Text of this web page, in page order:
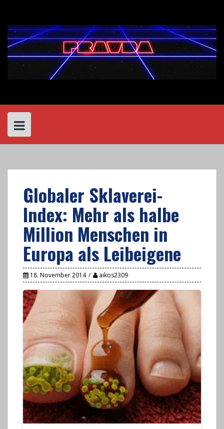
content
Globaler Sklaverei-
Index: Mehr als halbe
Million Menschen in
Europa als Leibeigene
18. November 2014 aikos2309